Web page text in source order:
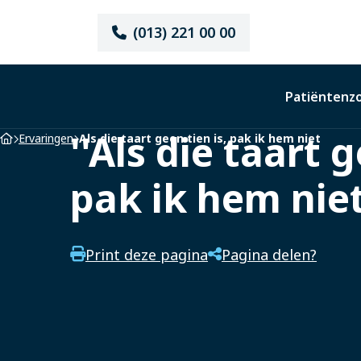
TweeSteden
(013) 221 00 00
Home
Ervaringen Als die taart geen tien is, pak ik hem niet
''Als die taart
pak ik hem
Print deze pagina Pagina delen?